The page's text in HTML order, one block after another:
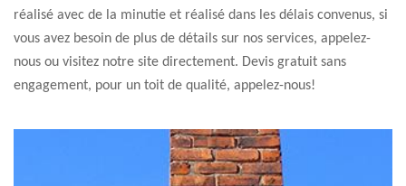
réalisé avec de la minutie et réalisé dans les délais convenus, si
vous avez besoin de plus de détails sur nos services, appelez-
nous ou visitez notre site directement. Devis gratuit sans
engagement, pour un toit de qualité, appelez-nous!